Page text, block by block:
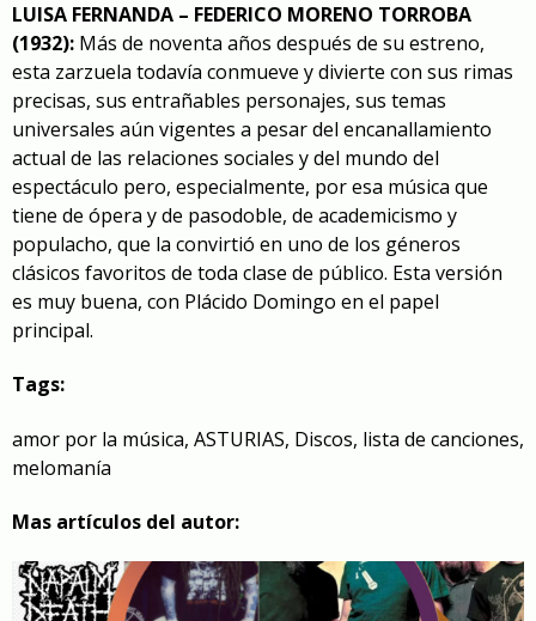
LUISA FERNANDA – FEDERICO MORENO TORROBA
(1932): Más de noventa años después de su estreno,
esta zarzuela todavía conmueve y divierte con sus rimas
precisas, sus entrañables personajes, sus temas
universales aún vigentes a pesar del encanallamiento
actual de las relaciones sociales y del mundo del
espectáculo pero, especialmente, por esa música que
tiene de ópera y de pasodoble, de academicismo y
populacho, que la convirtió en uno de los géneros
clásicos favoritos de toda clase de público. Esta versión
es muy buena, con Plácido Domingo en el papel
principal.
Tags:
amor por la música, ASTURIAS, Discos, lista de canciones,
melomanía
Mas artículos del autor: